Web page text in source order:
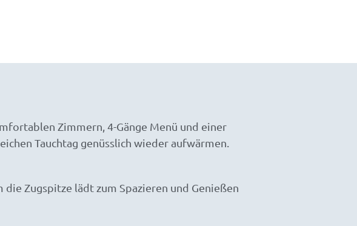
Zimmern, 4-Gänge Menü und einer
Tauchtag genüsslich wieder aufwärmen.
Zugspitze lädt zum Spazieren und Genießen